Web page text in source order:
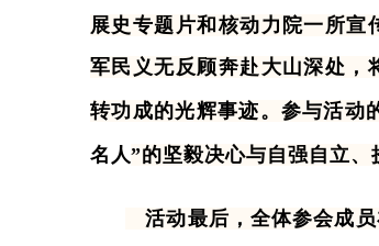
展史专题片和核动力院一所宣
军民义无反顾奔赴大山深处，
转功成的光辉事迹。参与活动
名人”的坚毅决心与自强自立、
活动最后，全体参会成员